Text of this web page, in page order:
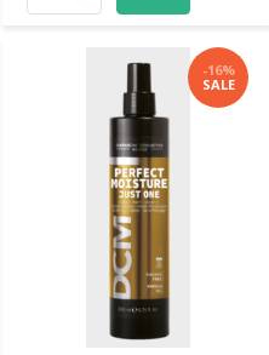
-16%
SALE